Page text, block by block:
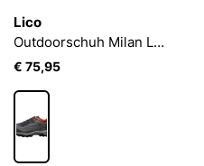
Lico
Outdoorschuh Milan Low
€ 75,95